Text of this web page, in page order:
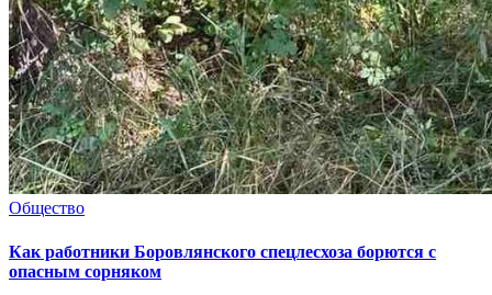
Общество
Как работники Боровлянского спецлесхоза борются с
опасным сорняком